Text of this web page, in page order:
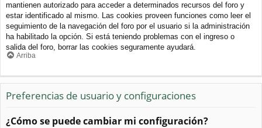
mantienen autorizado para acceder a determinados recursos del foro y
estar identificado al mismo. Las cookies proveen funciones como leer el
seguimiento de la navegación del foro por el usuario si la administración
ha habilitado la opción. Si está teniendo problemas con el ingreso o
salida del foro, borrar las cookies seguramente ayudará.
Arriba
Preferencias de usuario y configuraciones
¿Cómo se puede cambiar mi configuración?